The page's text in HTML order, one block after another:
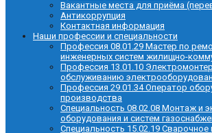
Вакантные места для приёма
Антикоррупция
Контактная информация
Наши профессии и специальности
Профессия 08.01.29 Мастер по
инженерных систем жилищно-
Профессия 13.01.10
обслуживанию
Профессия 29.01.34 Оператор
производства
Специальность 08.02.08 Монтаж и
оборудования и систем
Специальность 15.02.19